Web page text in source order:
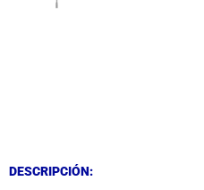
DESCRIPCIÓN: